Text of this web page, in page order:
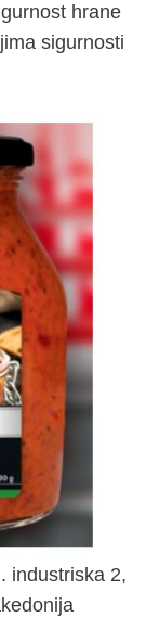
hrane
sigurnosti
industriska 2,